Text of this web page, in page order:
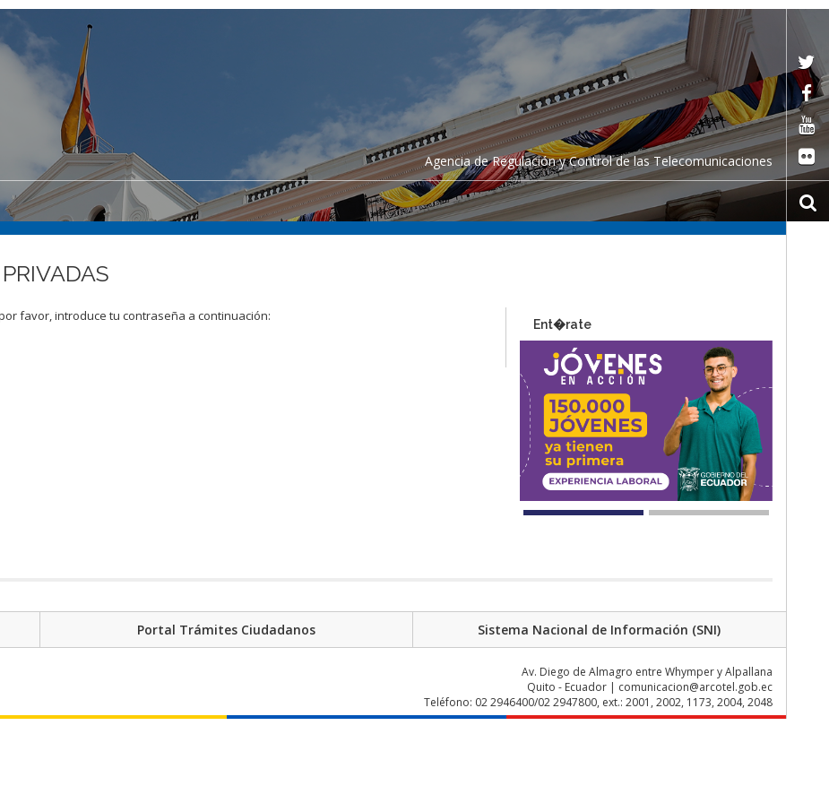
Agencia de Regulación y Control de las Telecomunicaciones
favor, introduce tu contraseña a continuación:
Ent�rate
Portal Trámites Ciudadanos Sistema Nacional de Información (SNI)
Av. Diego de Almagro entre Whymper y Alpallana
Quito - Ecuador | comunicacion@arcotel.gob.ec
Teléfono: 02 2946400/02 2947800, ext.: 2001, 2002, 1173, 2004, 2048